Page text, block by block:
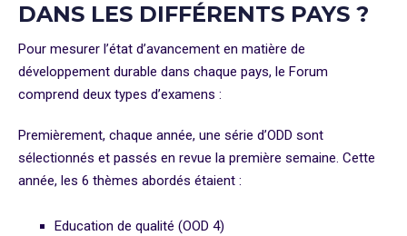
DANS LES DIFFÉRENTS PAYS ?
Pour mesurer l’état d’avancement en matière de
développement durable dans chaque pays, le Forum
comprend deux types d’examens :
Premièrement, chaque année, une série d’ODD sont
sélectionnés et passés en revue la première semaine. Cette
année, les 6 thèmes abordés étaient :
Education de qualité (OOD 4)